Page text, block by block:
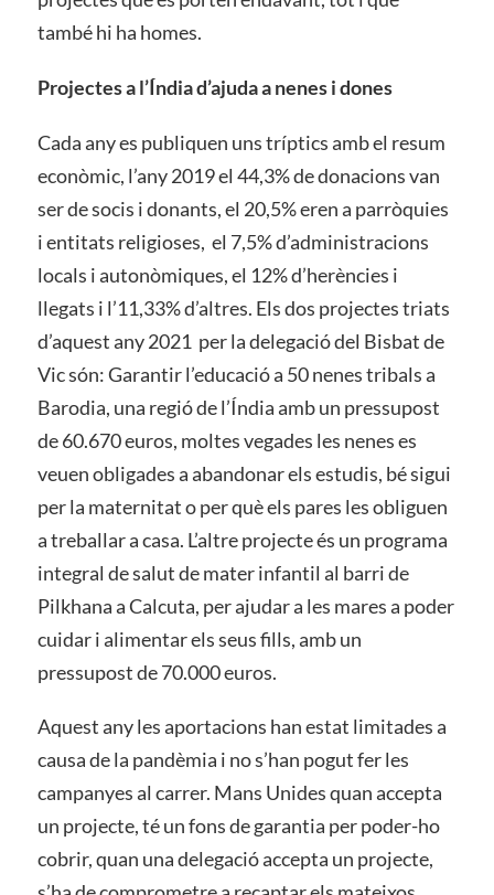
també hi ha homes.
Projectes a l’Índia d’ajuda a nenes i dones
Cada any es publiquen uns tríptics amb el resum
econòmic, l’any 2019 el 44,3% de donacions van
ser de socis i donants, el 20,5% eren a parròquies
i entitats religioses, el 7,5% d’administracions
locals i autonòmiques, el 12% d’herències i
llegats i l’11,33% d’altres. Els dos projectes triats
d’aquest any 2021 per la delegació del Bisbat de
Vic són: Garantir l’educació a 50 nenes tribals a
Barodia, una regió de l’Índia amb un pressupost
de 60.670 euros, moltes vegades les nenes es
veuen obligades a abandonar els estudis, bé sigui
per la maternitat o per què els pares les obliguen
a treballar a casa. L’altre projecte és un programa
integral de salut de mater infantil al barri de
Pilkhana a Calcuta, per ajudar a les mares a poder
cuidar i alimentar els seus fills, amb un
pressupost de 70.000 euros.
Aquest any les aportacions han estat limitades a
causa de la pandèmia i no s’han pogut fer les
campanyes al carrer. Mans Unides quan accepta
un projecte, té un fons de garantia per poder-ho
cobrir, quan una delegació accepta un projecte,